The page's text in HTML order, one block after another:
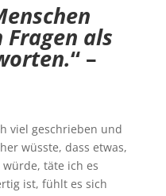
als
“ –
viel geschrieben und
wüsste, dass etwas,
täte ich es
ist, fühlt es sich